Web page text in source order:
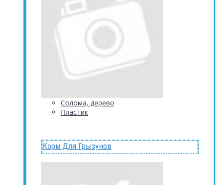
Солома, дерево
Пластик
Корм Для Грызунов